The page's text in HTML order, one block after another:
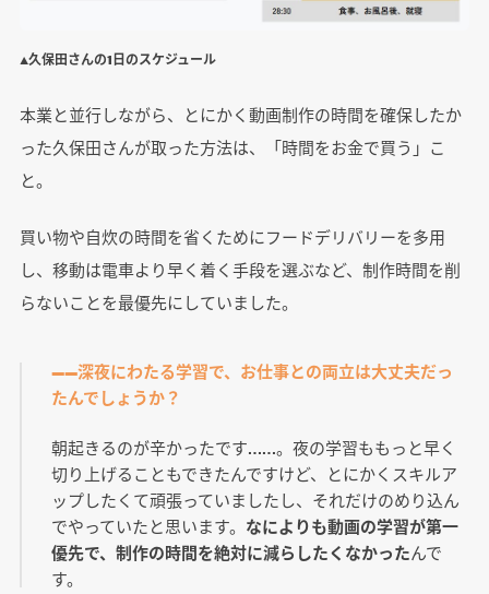
▲久保田さんの1日のスケジュール
本業と並行しながら、とにかく動画制作の時間を確保したか
った久保田さんが取った方法は、「時間をお金で買う」こ
と。
買い物や自炊の時間を省くためにフードデリバリーを多用
し、移動は電車より早く着く手段を選ぶなど、制作時間を削
らないことを最優先にしていました。
――深夜にわたる学習で、お仕事との両立は大丈夫だっ
たんでしょうか？
朝起きるのが辛かったです……。夜の学習ももっと早く
切り上げることもできたんですけど、とにかくスキルア
ップしたくて頑張っていましたし、それだけのめり込ん
でやっていたと思います。 なによりも動画の学習が第一
優先で、制作の時間を絶対に減らしたくなかったんで
す。